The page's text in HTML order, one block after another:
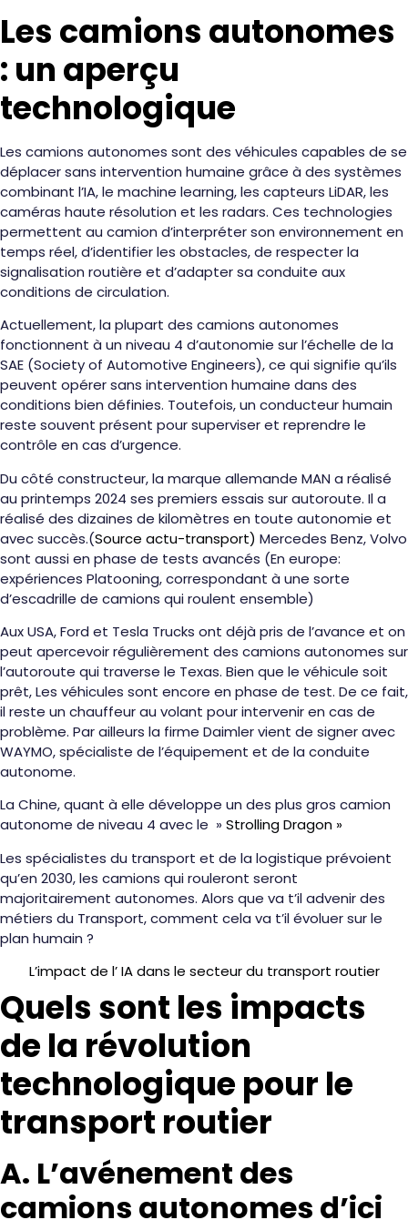
Les camions autonomes
: un aperçu
technologique
Les camions autonomes sont des véhicules capables de se
déplacer sans intervention humaine grâce à des systèmes
combinant l’IA, le machine learning, les capteurs LiDAR, les
caméras haute résolution et les radars. Ces technologies
permettent au camion d’interpréter son environnement en
temps réel, d’identifier les obstacles, de respecter la
signalisation routière et d’adapter sa conduite aux
conditions de circulation.
Actuellement, la plupart des camions autonomes
fonctionnent à un niveau 4 d’autonomie sur l’échelle de la
SAE (Society of Automotive Engineers), ce qui signifie qu’ils
peuvent opérer sans intervention humaine dans des
conditions bien définies. Toutefois, un conducteur humain
reste souvent présent pour superviser et reprendre le
contrôle en cas d’urgence.
Du côté constructeur, la marque allemande MAN a réalisé
au printemps 2024 ses premiers essais sur autoroute. Il a
réalisé des dizaines de kilomètres en toute autonomie et
avec succès.(Source actu-transport) Mercedes Benz, Volvo
sont aussi en phase de tests avancés (En europe:
expériences Platooning, correspondant à une sorte
d’escadrille de camions qui roulent ensemble)
Aux USA, Ford et Tesla Trucks ont déjà pris de l’avance et on
peut apercevoir régulièrement des camions autonomes sur
l’autoroute qui traverse le Texas. Bien que le véhicule soit
prêt, Les véhicules sont encore en phase de test. De ce fait,
il reste un chauffeur au volant pour intervenir en cas de
problème. Par ailleurs la firme Daimler vient de signer avec
WAYMO, spécialiste de l’équipement et de la conduite
autonome.
La Chine, quant à elle développe un des plus gros camion
autonome de niveau 4 avec le » Strolling Dragon »
Les spécialistes du transport et de la logistique prévoient
qu’en 2030, les camions qui rouleront seront
majoritairement autonomes. Alors que va t’il advenir des
métiers du Transport, comment cela va t’il évoluer sur le
plan humain ?
L’impact de l’ IA dans le secteur du transport routier
Quels sont les impacts
de la révolution
technologique pour le
transport routier
A. L’avénement des
camions autonomes d’ici